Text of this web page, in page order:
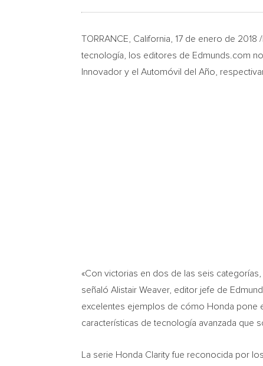
TORRANCE, California , 17 de enero de
tecnología, los editores de Edmunds.com
Innovador y el Automóvil del Año,
«Con victorias en dos de las seis
señaló Alistair Weaver, editor jefe de
excelentes ejemplos de cómo Honda pone
características de tecnología avanzada que
La serie Honda Clarity fue reconocida por